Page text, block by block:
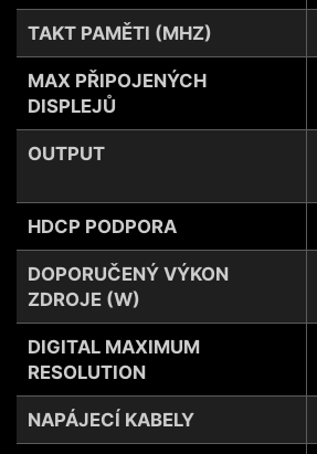
TAKT PAMĚTI (MHZ)
MAX PŘIPOJENÝCH
DISPLEJŮ
OUTPUT
HDCP PODPORA
DOPORUČENÝ VÝKON
ZDROJE (W)
DIGITAL MAXIMUM
RESOLUTION
NAPÁJECÍ KABELY